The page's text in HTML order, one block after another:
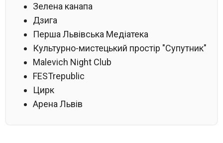
Зелена канапа
Дзига
Перша Львівська Медіатека
Культурно-мистецький простір "Супутник"
Malevich Night Club
FESTrepublic
Цирк
Арена Львів